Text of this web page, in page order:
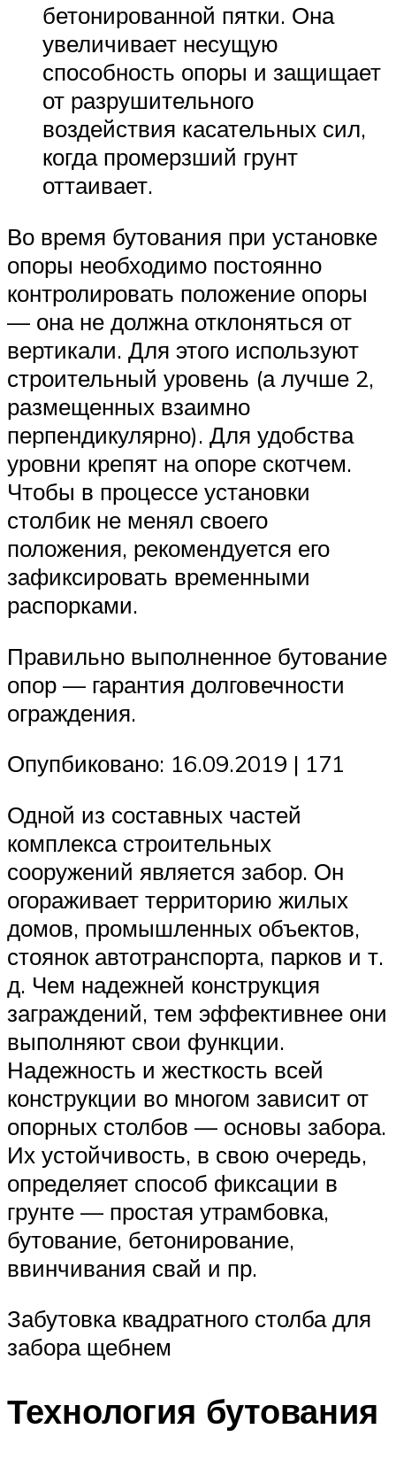
бетонированной пятки. Она
увеличивает несущую
способность опоры и защищает
от разрушительного
воздействия касательных сил,
когда промерзший грунт
оттаивает.
Во время бутования при установке
опоры необходимо постоянно
контролировать положение опоры
— она не должна отклоняться от
вертикали. Для этого используют
строительный уровень (а лучше 2,
размещенных взаимно
перпендикулярно). Для удобства
уровни крепят на опоре скотчем.
Чтобы в процессе установки
столбик не менял своего
положения, рекомендуется его
зафиксировать временными
распорками.
Правильно выполненное бутование
опор — гарантия долговечности
ограждения.
Опупбиковано: 16.09.2019 | 171
Одной из составных частей
комплекса строительных
сооружений является забор. Он
огораживает территорию жилых
домов, промышленных объектов,
стоянок автотранспорта, парков и т.
д. Чем надежней конструкция
заграждений, тем эффективнее они
выполняют свои функции.
Надежность и жесткость всей
конструкции во многом зависит от
опорных столбов — основы забора.
Их устойчивость, в свою очередь,
определяет способ фиксации в
грунте — простая утрамбовка,
бутование, бетонирование,
ввинчивания свай и пр.
Забутовка квадратного столба для
забора щебнем
Технология бутования